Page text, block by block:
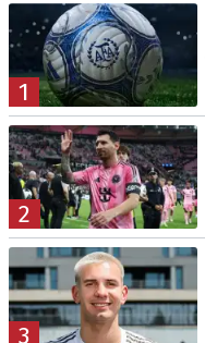
1
2
3